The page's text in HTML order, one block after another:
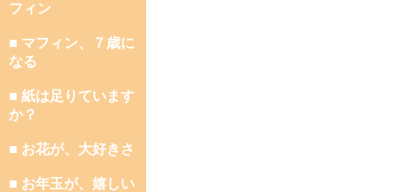
フィン
■ マフィン、７歳に
なる
■ 紙は足りています
か？
■ お花が、大好きさ
■ お年玉が、嬉しい